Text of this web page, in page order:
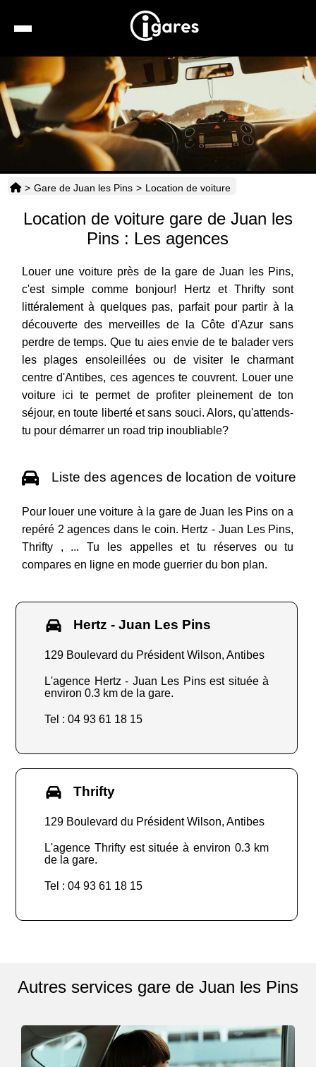
Recherche
Location de voiture
Hôtels
Taxis
Horaires
> Gare de Juan les Pins > Location de voiture
Location de voiture gare de Juan les
Pins : Les agences
Louer une voiture près de la gare de Juan les Pins,
c'est simple comme bonjour! Hertz et Thrifty sont
littéralement à quelques pas, parfait pour partir à la
découverte des merveilles de la Côte d'Azur sans
perdre de temps. Que tu aies envie de te balader vers
les plages ensoleillées ou de visiter le charmant
centre d'Antibes, ces agences te couvrent. Louer une
voiture ici te permet de profiter pleinement de ton
séjour, en toute liberté et sans souci. Alors, qu'attends-
tu pour démarrer un road trip inoubliable?
Liste des agences de location de voiture
Pour louer une voiture à la gare de Juan les Pins on a
repéré 2 agences dans le coin. Hertz - Juan Les Pins,
Thrifty , ... Tu les appelles et tu réserves ou tu
compares en ligne en mode guerrier du bon plan.
Hertz - Juan Les Pins
129 Boulevard du Président Wilson, Antibes
L'agence Hertz - Juan Les Pins est située à
environ 0.3 km de la gare.
Tel : 04 93 61 18 15
Thrifty
129 Boulevard du Président Wilson, Antibes
L'agence Thrifty est située à environ 0.3 km
de la gare.
Tel : 04 93 61 18 15
Autres services gare de Juan les Pins